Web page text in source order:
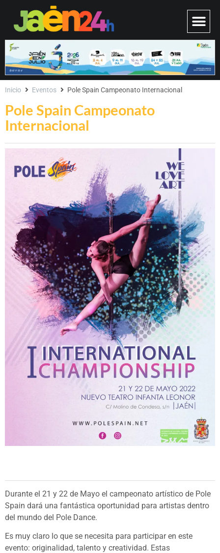
Pole Spain Campeonato
Internacional
Inicio Eventos Pole Spain Campeonato Internacional
Durante el 21 y 22 de Mayo el campeonato artístico de Pole
Spain dará una fantástica oportunidad para artistas dentro
del mundo del Pole Dance.
Es muy claro lo que se necesita para participar en este
evento: originalidad, talento y creatividad. Estas